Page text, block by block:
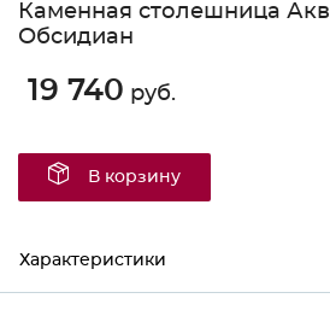
Каменная столешница
Обсидиан
19 740 руб.
В корзину
Характеристики